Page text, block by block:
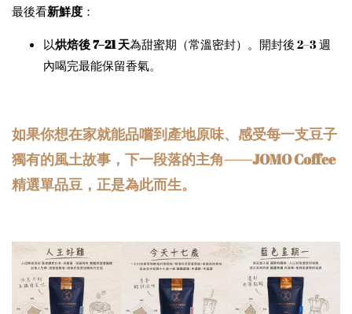
最後看新鮮度 ：
以烘焙後 7–21 天為甜蜜期（常溫密封）。開封後 2–3 週
內喝完最能保留香氣。
如果你想在家就能品嚐到產地原味、感受每一支豆子
獨有的風土故事，下一段落的主角——JOMO Coffee
精選單品豆，正是為此而生。